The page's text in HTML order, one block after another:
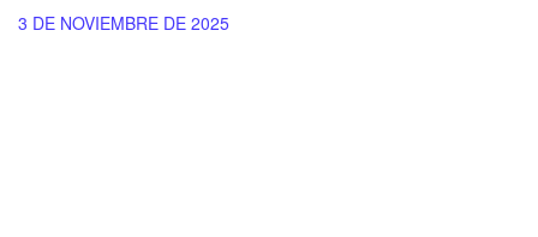
3 DE NOVIEMBRE DE 2025